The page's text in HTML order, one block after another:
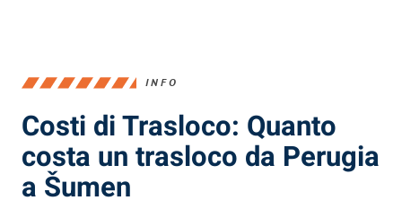
INFO
Costi di Trasloco: Quanto
costa un trasloco da Perugia
a Šumen